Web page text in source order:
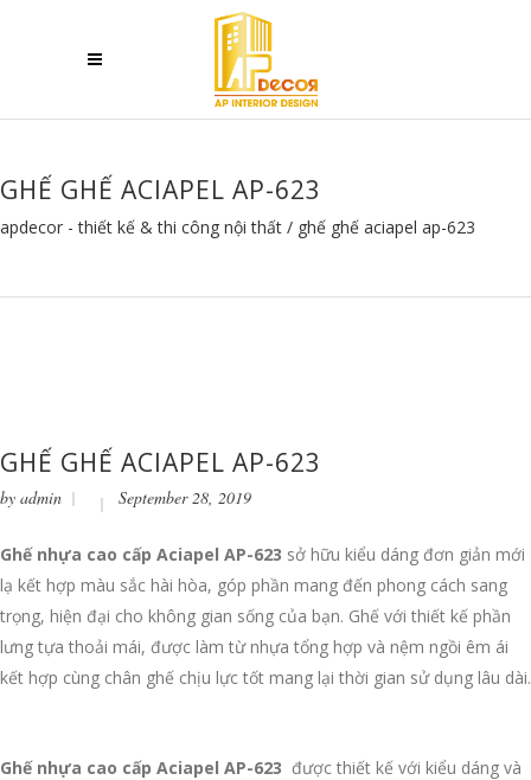
GHẾ GHẾ ACIAPEL AP-623
apdecor - thiết kế & thi công nội thất / ghế ghế aciapel ap-623
GHẾ GHẾ ACIAPEL AP-623
by admin September 28, 2019
Ghế nhựa cao cấp Aciapel AP-623 sở hữu kiểu dáng đơn giản mới
lạ kết hợp màu sắc hài hòa, góp phần mang đến phong cách sang
trọng, hiện đại cho không gian sống của bạn. Ghế với thiết kế phần
lưng tựa thoải mái, được làm từ nhựa tổng hợp và nệm ngồi êm ái
kết hợp cùng chân ghế chịu lực tốt mang lại thời gian sử dụng lâu dài.
Ghế nhựa cao cấp Aciapel AP-623 được thiết kế với kiểu dáng và